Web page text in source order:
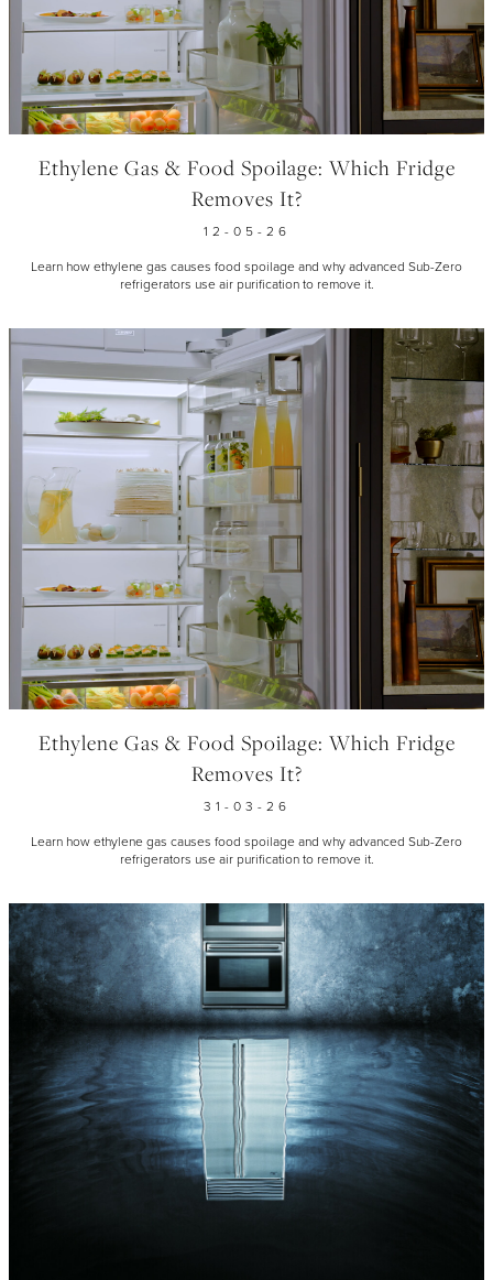
Ethylene Gas & Food Spoilage: Which Fridge
Removes It?
12-05-26
Learn how ethylene gas causes food spoilage and why advanced Sub-Zero
refrigerators use air purification to remove it.
Ethylene Gas & Food Spoilage: Which Fridge
Removes It?
31-03-26
Learn how ethylene gas causes food spoilage and why advanced Sub-Zero
refrigerators use air purification to remove it.